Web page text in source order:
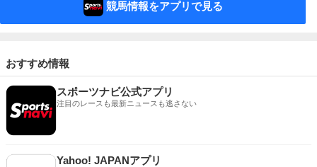
競馬情報をアプリで見る
おすすめ情報
スポーツナビ公式アプリ
注目のレースも最新ニュースも逃さない
Yahoo! JAPANアプリ